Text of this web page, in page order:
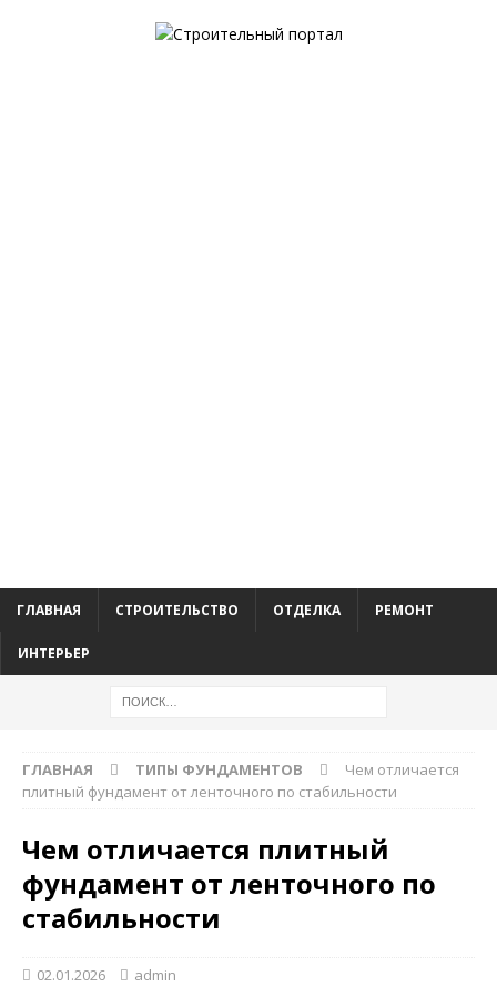
ГЛАВНАЯ СТРОИТЕЛЬСТВО ОТДЕЛКА РЕМОНТ
ИНТЕРЬЕР
ГЛАВНАЯ ТИПЫ ФУНДАМЕНТОВ
Чем отличается
плитный фундамент от ленточного по стабильности
Чем отличается плитный
фундамент от ленточного по
стабильности
02.01.2026 admin